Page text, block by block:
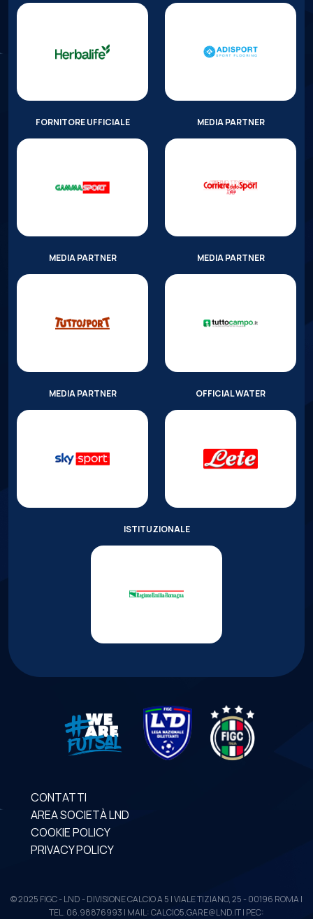
FORNITORE UFFICIALE MEDIA PARTNER
MEDIA PARTNER MEDIA PARTNER
MEDIA PARTNER OFFICIAL WATER
ISTITUZIONALE
CONTATTI
AREA SOCIETÀ LND
COOKIE POLICY
PRIVACY POLICY
© 2025 FIGC - LND - DIVISIONE CALCIO A 5 | VIALE TIZIANO, 25 - 00196 ROMA |
TEL. 06.98876993 | MAIL: CALCIO5.GARE@LND.IT | PEC: